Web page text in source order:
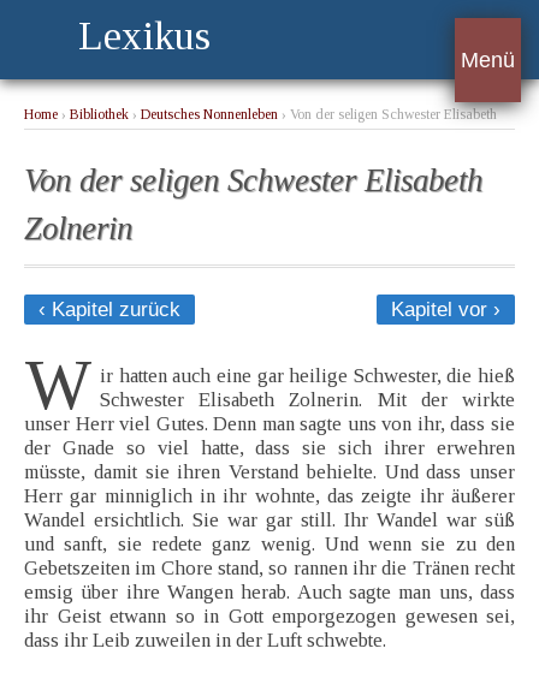
Lexikus
Menü
Home › Bibliothek › Deutsches Nonnenleben › Von der seligen Schwester Elisabeth
Von der seligen Schwester Elisabeth
Zolnerin
‹ Kapitel zurück Kapitel vor ›
W ir hatten auch eine gar heilige Schwester, die hieß
Schwester Elisabeth Zolnerin. Mit der wirkte
unser Herr viel Gutes. Denn man sagte uns von ihr, dass sie
der Gnade so viel hatte, dass sie sich ihrer erwehren
müsste, damit sie ihren Verstand behielte. Und dass unser
Herr gar minniglich in ihr wohnte, das zeigte ihr äußerer
Wandel ersichtlich. Sie war gar still. Ihr Wandel war süß
und sanft, sie redete ganz wenig. Und wenn sie zu den
Gebetszeiten im Chore stand, so rannen ihr die Tränen recht
emsig über ihre Wangen herab. Auch sagte man uns, dass
ihr Geist etwann so in Gott emporgezogen gewesen sei,
dass ihr Leib zuweilen in der Luft schwebte.